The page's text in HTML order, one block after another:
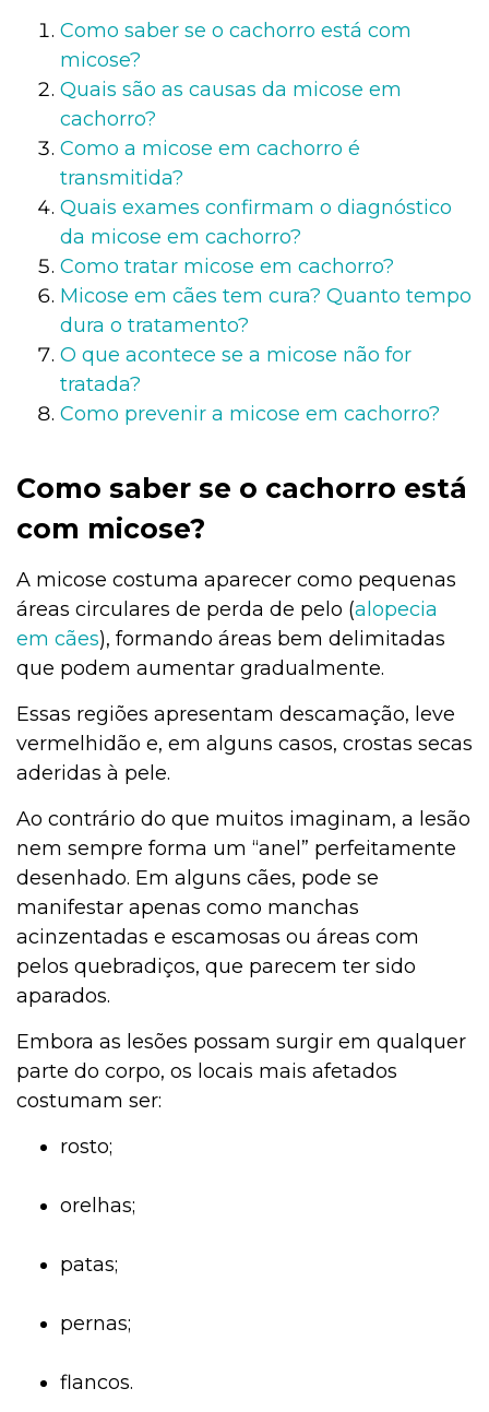
Como saber se o cachorro está com
micose?
Quais são as causas da micose em
cachorro?
Como a micose em cachorro é
transmitida?
Quais exames confirmam o diagnóstico
da micose em cachorro?
Como tratar micose em cachorro?
Micose em cães tem cura? Quanto tempo
dura o tratamento?
O que acontece se a micose não for
tratada?
Como prevenir a micose em cachorro?
Como saber se o cachorro está
com micose?
A micose costuma aparecer como pequenas
áreas circulares de perda de pelo (alopecia
em cães), formando áreas bem delimitadas
que podem aumentar gradualmente.
Essas regiões apresentam descamação, leve
vermelhidão e, em alguns casos, crostas secas
aderidas à pele.
Ao contrário do que muitos imaginam, a lesão
nem sempre forma um “anel” perfeitamente
desenhado. Em alguns cães, pode se
manifestar apenas como manchas
acinzentadas e escamosas ou áreas com
pelos quebradiços, que parecem ter sido
aparados.
Embora as lesões possam surgir em qualquer
parte do corpo, os locais mais afetados
costumam ser:
rosto;
orelhas;
patas;
pernas;
flancos.